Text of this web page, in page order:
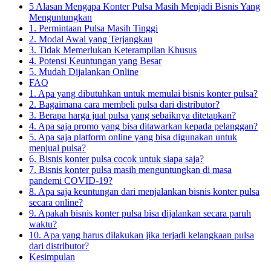
5 Alasan Mengapa Konter Pulsa Masih Menjadi Bisnis Yang
Menguntungkan
1. Permintaan Pulsa Masih Tinggi
2. Modal Awal yang Terjangkau
3. Tidak Memerlukan Keterampilan Khusus
4. Potensi Keuntungan yang Besar
5. Mudah Dijalankan Online
FAQ
1. Apa yang dibutuhkan untuk memulai bisnis konter pulsa?
2. Bagaimana cara membeli pulsa dari distributor?
3. Berapa harga jual pulsa yang sebaiknya ditetapkan?
4. Apa saja promo yang bisa ditawarkan kepada pelanggan?
5. Apa saja platform online yang bisa digunakan untuk
menjual pulsa?
6. Bisnis konter pulsa cocok untuk siapa saja?
7. Bisnis konter pulsa masih menguntungkan di masa
pandemi COVID-19?
8. Apa saja keuntungan dari menjalankan bisnis konter pulsa
secara online?
9. Apakah bisnis konter pulsa bisa dijalankan secara paruh
waktu?
10. Apa yang harus dilakukan jika terjadi kelangkaan pulsa
dari distributor?
Kesimpulan